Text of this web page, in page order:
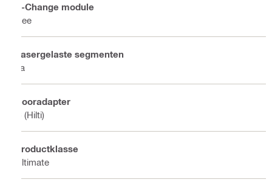
X-Change module
Nee
Lasergelaste segmenten
Ja
Booradapter
C (Hilti)
Productklasse
Ultimate